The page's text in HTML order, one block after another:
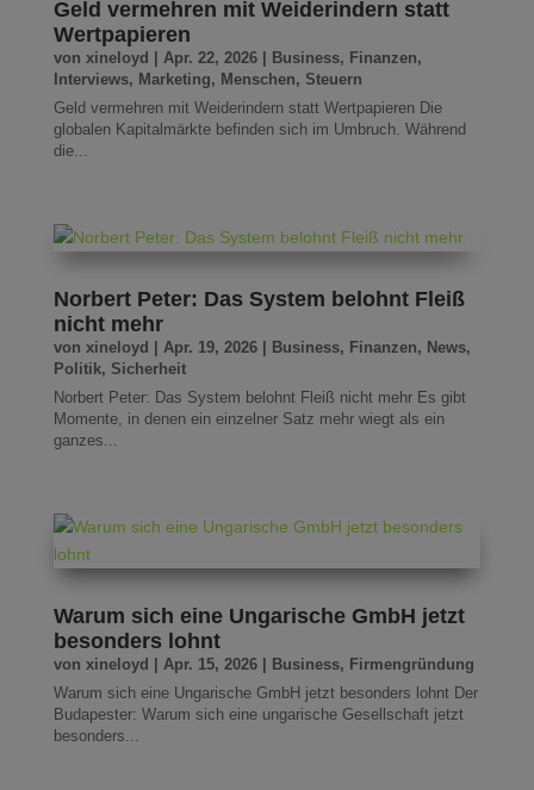
Geld vermehren mit Weiderindern statt
Wertpapieren
von xineloyd Apr. 22, 2026| Business, Finanzen,
Interviews, Marketing, Menschen, Steuern
Geld vermehren mit Weiderindern statt Wertpapieren Die
globalen Kapitalmärkte befinden sich im Umbruch. Während
die...
Norbert Peter: Das System belohnt Fleiß
nicht mehr
von xineloyd Apr. 19, 2026| Business, Finanzen, News,
Politik, Sicherheit
Norbert Peter: Das System belohnt Fleiß nicht mehr Es gibt
Momente, in denen ein einzelner Satz mehr wiegt als ein
ganzes...
Warum sich eine Ungarische GmbH jetzt
besonders lohnt
von xineloyd Apr. 15, 2026| Business, Firmengründung
Warum sich eine Ungarische GmbH jetzt besonders lohnt Der
Budapester: Warum sich eine ungarische Gesellschaft jetzt
besonders...